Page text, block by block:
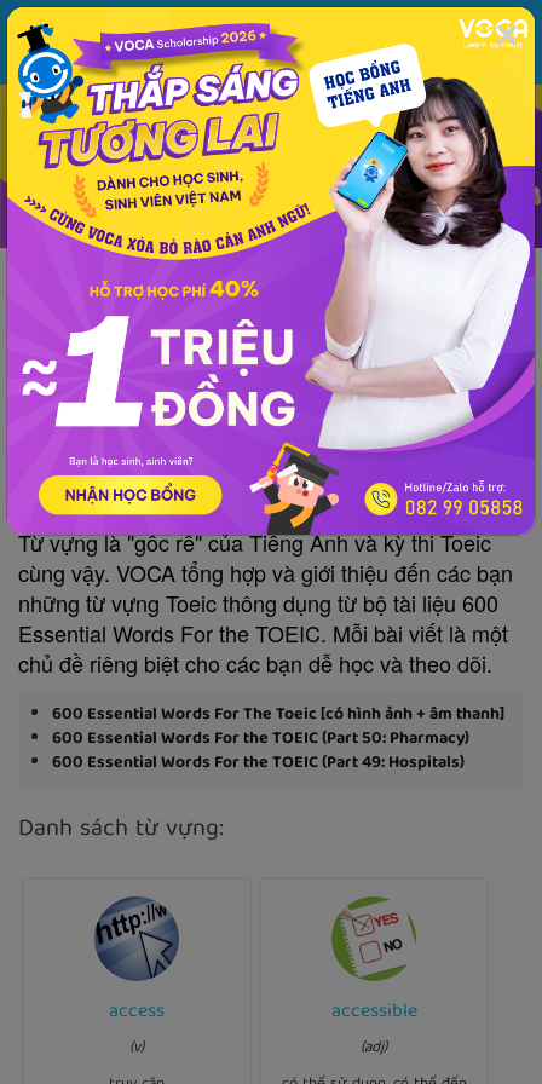
MENU ĐĂNG NHẬP
Từ vựng Ngữ pháp Mẫu câu Học phát âm Luyện viết
Thông tin chung
Kinh nghiệm
Tài liệu TOEIC
TOEIC
Tài liệu TOEIC
600 Essential Words For the TOEIC (Part 6:
VOCA đăng lúc 17:36 14/11/2018
Từ vựng là "gốc rễ" của Tiếng Anh và kỳ thi Toeic
cùng vậy. VOCA tổng hợp và giới thiệu đến các bạn
những từ vựng Toeic thông dụng từ bộ tài liệu 600
Essential Words For the TOEIC. Mỗi bài viết là một
chủ đề riêng biệt cho các bạn dễ học và theo dõi.
600 Essential Words For The Toeic [có hình ảnh + âm thanh]
600 Essential Words For the TOEIC (Part 50: Pharmacy)
600 Essential Words For the TOEIC (Part 49: Hospitals)
Danh sách từ vựng:
access
(v)
Ví dụ:
You have to enter your
user name and password in
access
this page.
accessible
(adj)
Ví dụ:
The remote desert area is
accessible
helicopter.